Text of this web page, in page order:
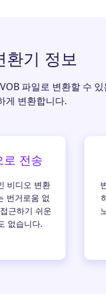
기 정보
파일로 변환할 수
게 변환합니다.
로 전송
비디오 변환
번거로움 없
근하기 쉬운
없습니다.